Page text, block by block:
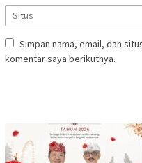
Simpan nama, email, dan
komentar saya berikutnya.